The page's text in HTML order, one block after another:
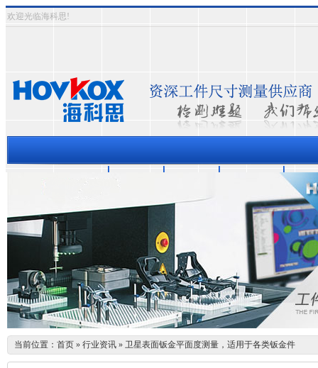
欢迎光临海科思!
测量
热门关键词： 三次元影象式测量仪 半自动影像测量仪 全自动
当前位置： 首页 » 行业资讯 » 卫星表面钣金平面度测量，适用于各类钣金件